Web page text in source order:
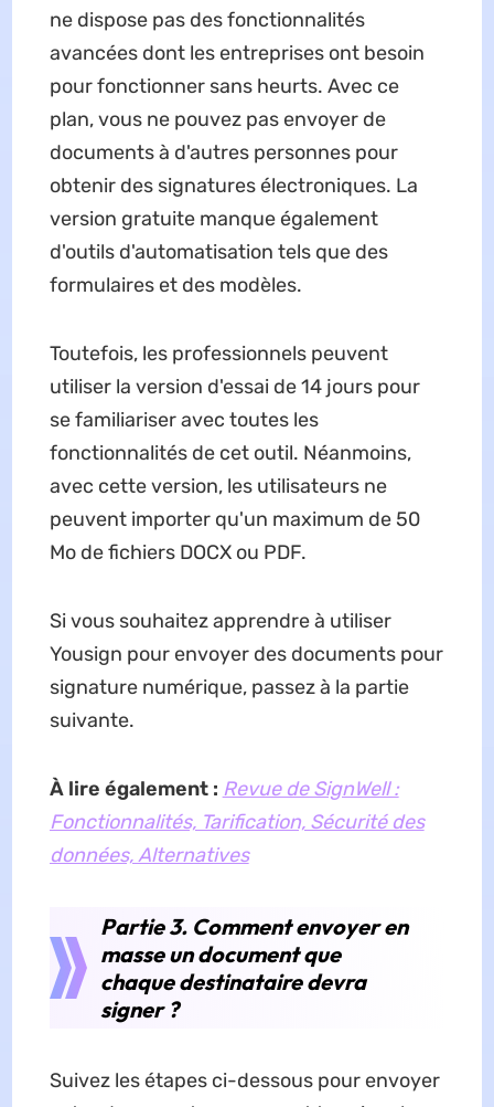
ne dispose pas des fonctionnalités
avancées dont les entreprises ont besoin
pour fonctionner sans heurts. Avec ce
plan, vous ne pouvez pas envoyer de
documents à d'autres personnes pour
obtenir des signatures électroniques. La
version gratuite manque également
d'outils d'automatisation tels que des
formulaires et des modèles.
Toutefois, les professionnels peuvent
utiliser la version d'essai de 14 jours pour
se familiariser avec toutes les
fonctionnalités de cet outil. Néanmoins,
avec cette version, les utilisateurs ne
peuvent importer qu'un maximum de 50
Mo de fichiers DOCX ou PDF.
Si vous souhaitez apprendre à utiliser
Yousign pour envoyer des documents pour
signature numérique, passez à la partie
suivante.
À lire également : Revue de SignWell :
Fonctionnalités, Tarification, Sécurité des
données, Alternatives
Partie 3. Comment envoyer en
masse un document que
chaque destinataire devra
signer ?
Suivez les étapes ci-dessous pour envoyer